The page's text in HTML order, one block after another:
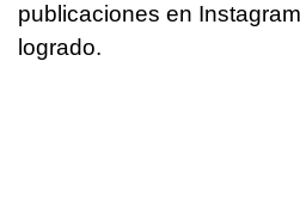
publicaciones en
logrado.